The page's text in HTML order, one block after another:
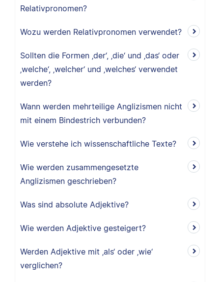
Relativpronomen?
Wozu werden Relativpronomen verwendet?
Sollten die Formen ‚der‘, ‚die‘ und ‚das‘ oder
‚welche‘, ‚welcher‘ und ‚welches‘ verwendet
werden?
Wann werden mehrteilige Anglizismen nicht
mit einem Bindestrich verbunden?
Wie verstehe ich wissenschaftliche Texte?
Wie werden zusammengesetzte
Anglizismen geschrieben?
Was sind absolute Adjektive?
Wie werden Adjektive gesteigert?
Werden Adjektive mit ‚als‘ oder ‚wie‘
verglichen?